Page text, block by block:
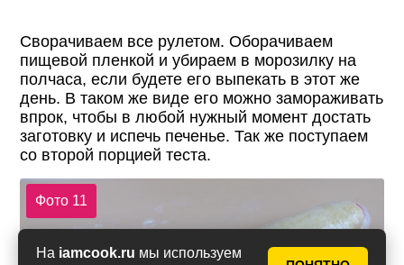
На iamcook.ru мы используем
Сворачиваем все рулетом. Оборачиваем
пищевой пленкой и убираем в морозилку на
полчаса, если будете его выпекать в этот же
день. В таком же виде его можно замораживать
впрок, чтобы в любой нужный момент достать
заготовку и испечь печенье. Так же поступаем
со второй порцией теста.
Фото 11